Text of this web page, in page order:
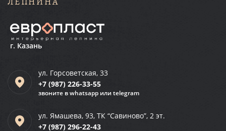
г. Казань
ул. Горсоветская, 33
+7 (987) 226-33-55
звоните в whatsapp или telegram
ул. Ямашева, 93, ТК “Савиново”, 2 эт.
+7 (987) 296-22-43